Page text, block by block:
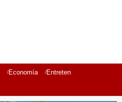
Economía Entretenimiento